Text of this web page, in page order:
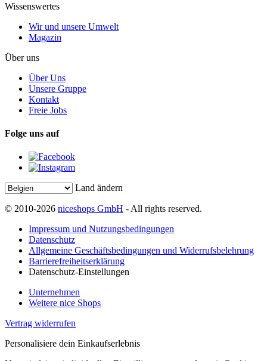
Wissenswertes
Wir und unsere Umwelt
Magazin
Über uns
Über Uns
Unsere Gruppe
Kontakt
Freie Jobs
Folge uns auf
Land ändern
© 2010-2026 niceshops GmbH - All rights reserved.
Impressum und Nutzungsbedingungen
Datenschutz
Allgemeine Geschäftsbedingungen und Widerrufsbelehrung
Barrierefreiheitserklärung
Datenschutz-Einstellungen
Unternehmen
Weitere nice Shops
Vertrag widerrufen
Personalisiere dein Einkaufserlebnis